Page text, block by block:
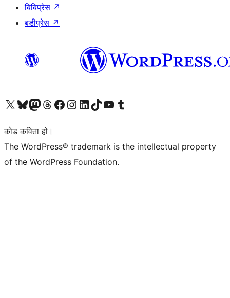
बिबिप्रेस ↗
बडीप्रेस ↗
हाम्रो X (पहिले ट्विटर) खातामा जानुहोस्
हाम्रो Bluesky खाता भ्रमण गर्नुहोस्
हाम्रो म्यास्टोडन खाता भ्रमण गर्नुहोस्
हाम्रो थ्रेड्स खातामा जानुहोस्
हाम्रो फेसबुक पेजमा जानुहोस्
हाम्रो इन्स्टाग्राम खातामा जानुहोस्
हाम्रो लिङ्क्डइन खातामा जानुहोस्
हाम्रो TikTok खाता भ्रमण गर्नुहोस्
हाम्रो युट्युब च्यानलमा जानुहोस्
हाम्रो टम्बलर खाता भ्रमण गर्नुहोस्
कोड कविता हो।
The WordPress® trademark is the intellectual property
of the WordPress Foundation.